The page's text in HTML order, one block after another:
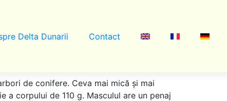
Delta Dunarii Contact
de conifere. Ceva mai mică și mai
corpului de 110 g. Masculul are un penaj